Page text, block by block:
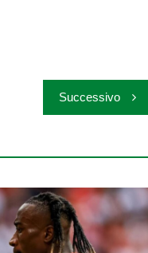
Successivo